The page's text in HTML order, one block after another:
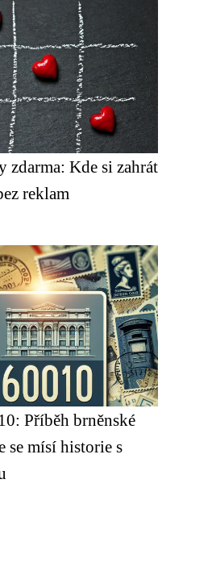
zdarma: Kde si zahrát
reklam
Příběh brněnské
se mísí historie s